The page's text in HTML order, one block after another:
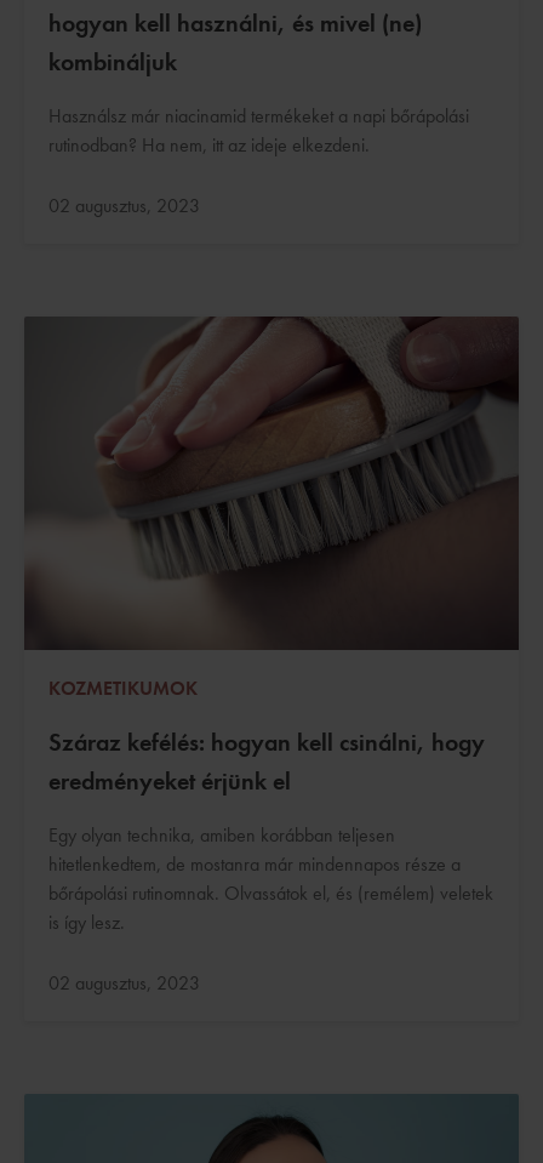
hogyan kell használni, és mivel (ne)
kombináljuk
Használsz már niacinamid termékeket a napi bőrápolási
rutinodban? Ha nem, itt az ideje elkezdeni.
Frissítve:
02 augusztus, 2023
KOZMETIKUMOK
Száraz kefélés: hogyan kell csinálni, hogy
eredményeket érjünk el
Egy olyan technika, amiben korábban teljesen
hitetlenkedtem, de mostanra már mindennapos része a
bőrápolási rutinomnak. Olvassátok el, és (remélem) veletek
is így lesz.
Frissítve:
02 augusztus, 2023